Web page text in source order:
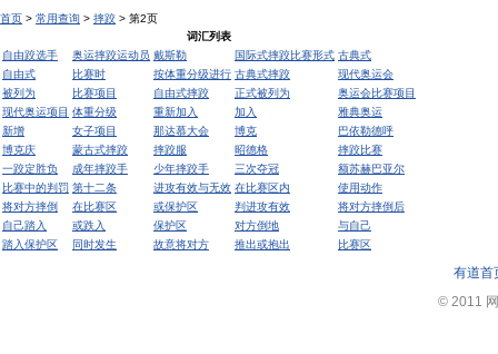
首页 > 常用查询 > 摔跤 > 第2页
词汇列表
自由跤选手
奥运摔跤运动员 戴斯勒 国际式摔跤比赛形式 古典式
自由式
比赛时 按体重分级进行 古典式摔跤
现代奥运会
被列为
比赛项目 自由式摔跤 正式被列为
奥运会比赛项目
现代奥运项目 体重分级 重新加入 加入
雅典奥运
新增
女子项目 那达慕大会 博克
巴依勒德呼
博克庆
蒙古式摔跤 摔跤服 昭德格
摔跤比赛
一跤定胜负
成年摔跤手 少年摔跤手 三次夺冠
额苏赫巴亚尔
比赛中的判罚 第十二条 进攻有效与无效 在比赛区内
使用动作
将对方摔倒
在比赛区 或保护区 判进攻有效
将对方摔倒后
自己踏入
或跌入 保护区 对方倒地
与自己
踏入保护区
同时发生 故意将对方 推出或抱出 比赛区
有道首
© 2011